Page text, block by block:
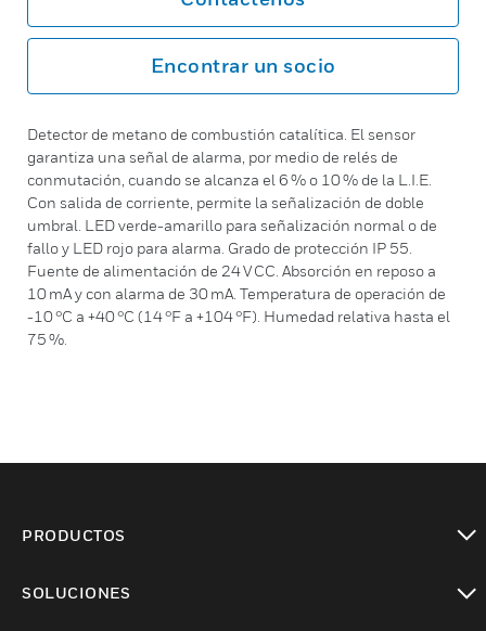
Encontrar un socio
Detector de metano de combustión catalítica. El sensor
garantiza una señal de alarma, por medio de relés de
conmutación, cuando se alcanza el 6 % o 10 % de la L.I.E.
Con salida de corriente, permite la señalización de doble
umbral. LED verde-amarillo para señalización normal o de
fallo y LED rojo para alarma. Grado de protección IP 55.
Fuente de alimentación de 24 V CC. Absorción en reposo a
10 mA y con alarma de 30 mA. Temperatura de operación de
-10 °C a +40 °C (14 °F a +104 °F). Humedad relativa hasta el
75 %.
PRODUCTOS
SOLUCIONES